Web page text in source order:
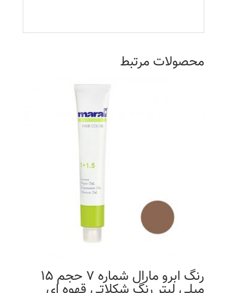
محصولات مرتبط
رنگ ابرو مارال شماره 7 حجم 15